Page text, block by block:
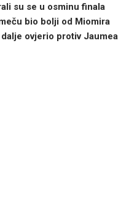
su se u osminu finala
bio bolji od Miomira
ovjerio protiv Jaumea